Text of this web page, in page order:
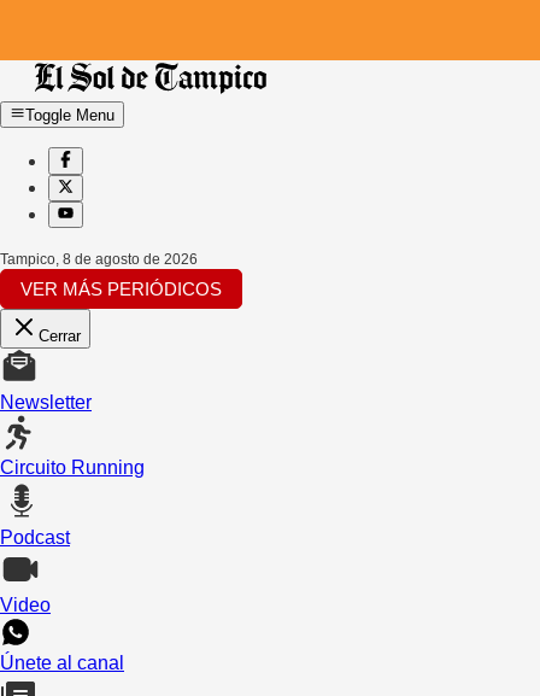
Toggle Menu
Tampico, 8 de agosto de 2026
VER MÁS PERIÓDICOS
Cerrar
Newsletter
Circuito Running
Podcast
Video
Únete al canal